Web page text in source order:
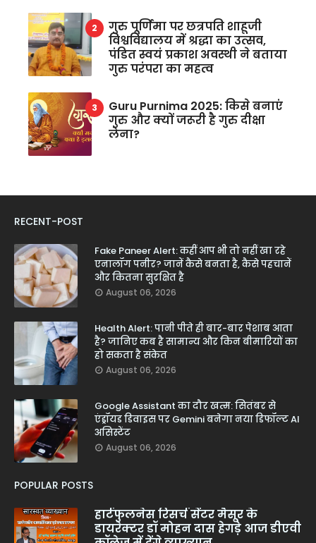
गुरु पूर्णिमा पर छत्रपति शाहूजी
विश्वविद्यालय में श्रद्धा का उत्सव,
पंडित स्वयं प्रकाश अवस्थी ने बताया
गुरु परंपरा का महत्व
Guru Purnima 2025: किसे बनाएं
गुरु और क्यों जरूरी है गुरु दीक्षा
लेना?
RECENT-POST
Fake Paneer Alert: कहीं आप भी तो नहीं खा रहे
एनालॉग पनीर? जानें कैसे बनता है, कैसे पहचानें
और कितना सुरक्षित है
August 06, 2026
Health Alert: पानी पीते ही बार-बार पेशाब आता
है? जानिए कब है सामान्य और किन बीमारियों का
हो सकता है संकेत
August 06, 2026
Google Assistant का दौर खत्म: सितंबर से
एंड्रॉयड डिवाइस पर Gemini बनेगा नया डिफॉल्ट AI
असिस्टेंट
August 06, 2026
POPULAR POSTS
हार्टफुलनेस रिसर्च सेंटर मैसूर के
डायरेक्टर डॉ मोहन दास हेगड़े आज डीएवी